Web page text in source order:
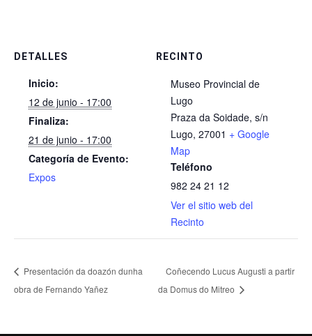
DETALLES
Inicio:
12 de junio - 17:00
Finaliza:
21 de junio - 17:00
Categoría de Evento:
Expos
RECINTO
Museo Provincial de
Lugo
Praza da Soidade, s/n
Lugo, 27001 + Google
Map
Teléfono
982 24 21 12
Ver el sitio web del
Recinto
Presentación da doazón dunha
obra de Fernando Yañez
Coñecendo Lucus Augusti a partir
da Domus do Mitreo